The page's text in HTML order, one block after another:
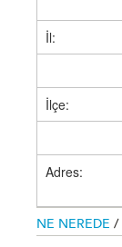
İl:
İlçe:
Adres:
NE NEREDE /